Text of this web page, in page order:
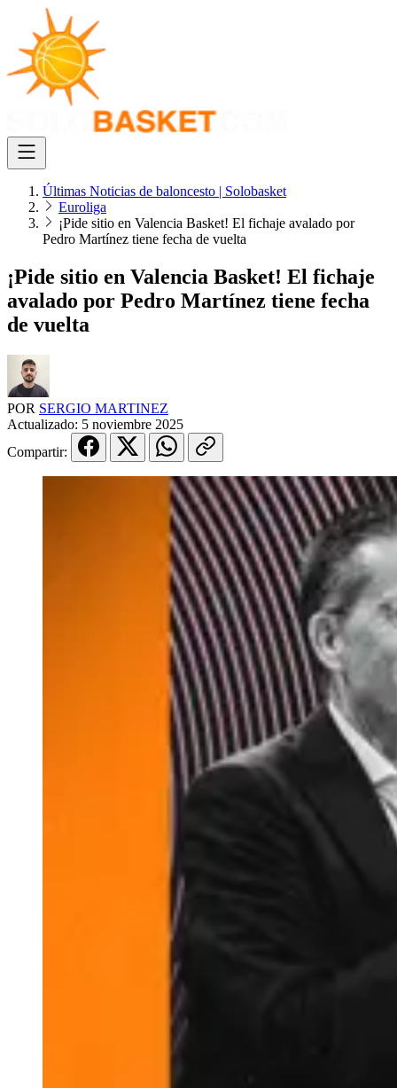
Últimas Noticias de baloncesto | Solobasket
Euroliga
¡Pide sitio en Valencia Basket! El fichaje avalado por
Pedro Martínez tiene fecha de vuelta
¡Pide sitio en Valencia Basket! El fichaje
avalado por Pedro Martínez tiene fecha
de vuelta
POR SERGIO MARTINEZ
Actualizado: 5 noviembre 2025
Compartir: